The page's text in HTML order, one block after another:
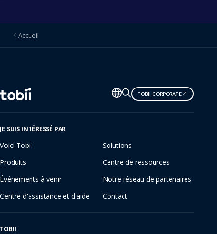
Accueil
Changer
de
langue
TOBII CORPORATE
JE SUIS INTÉRESSÉ PAR
Voici Tobii
Solutions
Produits
Centre de ressources
Événements à venir
Notre réseau de partenaires
Centre d'assistance et d'aide
Contact
TOBII